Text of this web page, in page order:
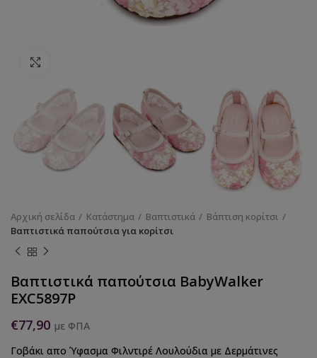
Αρχική σελίδα Κατάστημα Βαπτιστικά
Βάπτιση κορίτσι
Βαπτιστικά παπούτσια για κορίτσι
Βαπτιστικά παπούτσια BabyWalker
EXC5897P
€77,90 με ΦΠΑ
Γοβάκι απο Ύφασμα Φιλντιρέ Λουλούδια με Δερμάτινες